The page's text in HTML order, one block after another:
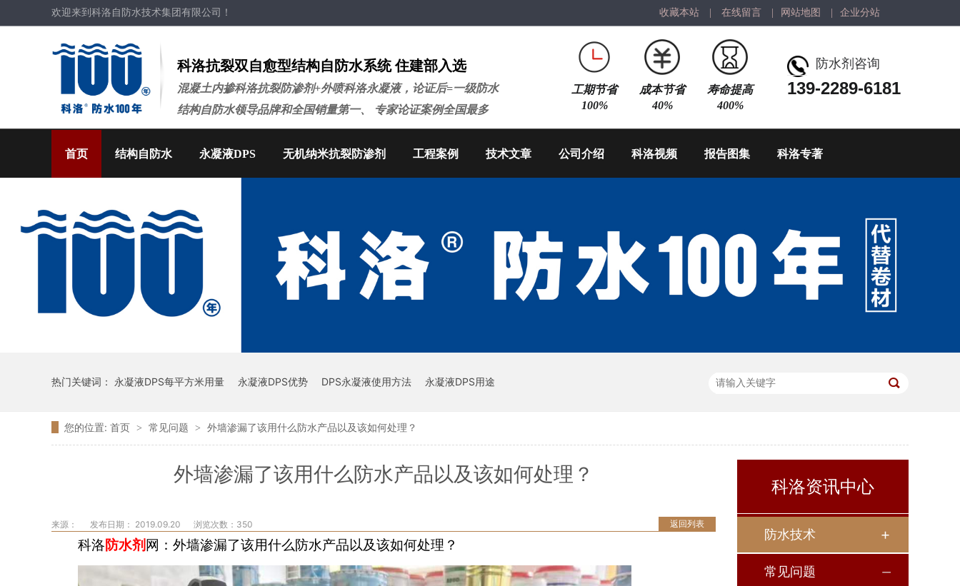
收藏本站 在线留言 网站地图 企业分站
欢迎来到科洛自防水技术集团有限公司！
科洛抗裂双自愈型结构自防水系统 住建部入选
混凝土内掺科洛抗裂防渗剂+外喷科洛永凝液，论证后=一级防水
结构自防水领导品牌和全国销量第一、 专家论证案例全国最多
防水剂咨询
139-2289-6181
工期节省
100%
成本节省
40%
寿命提高
400%
首页 结构自防水 永凝液DPS 无机纳米抗裂防渗剂 工程案例 技术文章 公司介绍 科洛视频 报告图集 科洛专著
热门关键词： 永凝液DPS每平方米用量 永凝液DPS优势 DPS永凝液使用方法 永凝液DPS用途
您的位置: 首页 > 常见问题 > 外墙渗漏了该用什么防水产品以及该如何处理？
外墙渗漏了该用什么防水产品以及该如何处理？
返回列表
来源： 发布日期： 2019.09.20 浏览次数： 350
科洛防水剂 网：外墙渗漏了该用什么防水产品以及该如何处理？
科洛资讯中心
防水技术
常见问题